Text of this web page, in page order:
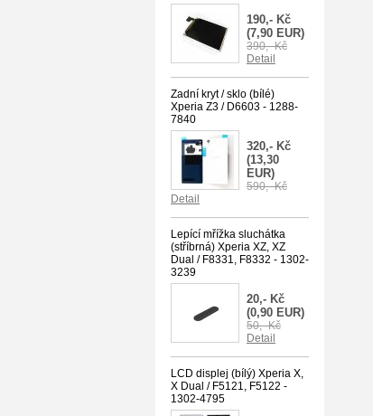
190,- Kč
(7,90 EUR)
390,- Kč
Detail
Zadní kryt / sklo (bílé)
Xperia Z3 / D6603 - 1288-
7840
320,- Kč
(13,30
EUR)
590,- Kč
Detail
Lepící mřížka sluchátka
(stříbrná) Xperia XZ, XZ
Dual / F8331, F8332 - 1302-
3239
20,- Kč
(0,90 EUR)
50,- Kč
Detail
LCD displej (bílý) Xperia X,
X Dual / F5121, F5122 -
1302-4795